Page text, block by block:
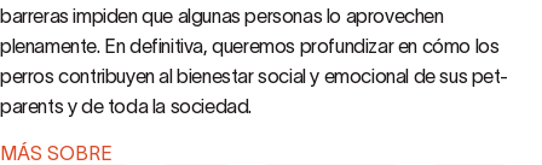
barreras impiden que algunas personas lo aprovechen
plenamente. En definitiva, queremos profundizar en cómo los
perros contribuyen al bienestar social y emocional de sus pet-
parents y de toda la sociedad.
MÁS SOBRE